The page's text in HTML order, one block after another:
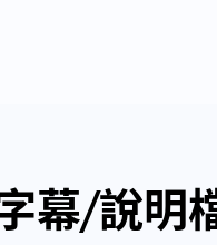
幕/說明